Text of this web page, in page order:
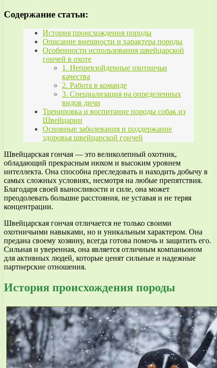
Содержание статьи:
История происхождения породы
Описание внешности и характера породы
Особенности использования швейцарской
гончей в охоте
1. Непревзойденные охотничьи
качества
2. Работа в команде
3. Специализация на определенных
видов дичи
Тренировка и воспитание породы собак из
Швейцарии
Основные заболевания и поддержание
здоровья швейцарской гончей
Швейцарская гончая — это великолепный охотник,
обладающий прекрасным нюхом и высоким уровнем
интеллекта. Она способна преследовать и находить добычу в
самых сложных условиях, несмотря на любые препятствия.
Благодаря своей выносливости и силе, она может
преодолевать большие расстояния, не уставая и не теряя
концентрации.
Швейцарская гончая отличается не только своими
охотничьими навыками, но и уникальным характером. Она
предана своему хозяину, всегда готова помочь и защитить его.
Сильная и уверенная, она является отличным компаньоном
для активных людей, которые ценят сильные и надежные
партнерские отношения.
История происхождения породы